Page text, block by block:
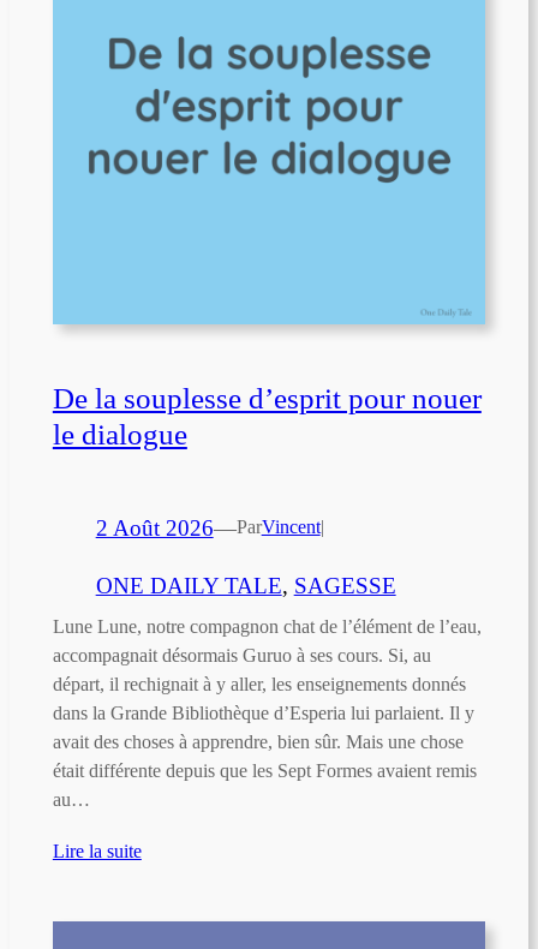
De la souplesse d’esprit pour nouer
le dialogue
2 Août 2026—ParVincent|
ONE DAILY TALE, SAGESSE
Lune Lune, notre compagnon chat de l’élément de l’eau,
accompagnait désormais Guruo à ses cours. Si, au
départ, il rechignait à y aller, les enseignements donnés
dans la Grande Bibliothèque d’Esperia lui parlaient. Il y
avait des choses à apprendre, bien sûr. Mais une chose
était différente depuis que les Sept Formes avaient remis
au…
Lire la suite